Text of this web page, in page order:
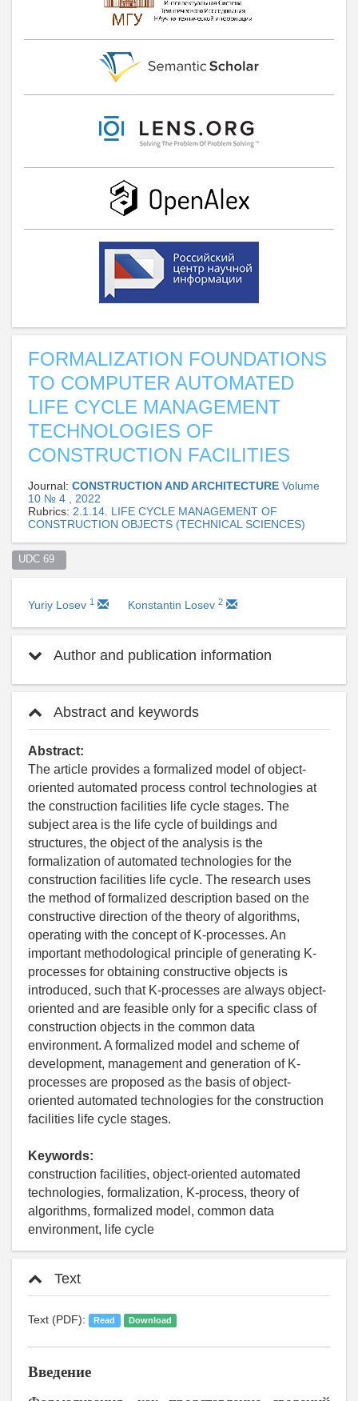
FORMALIZATION FOUNDATIONS
TO COMPUTER AUTOMATED
LIFE CYCLE MANAGEMENT
TECHNOLOGIES OF
CONSTRUCTION FACILITIES
Journal: CONSTRUCTION AND ARCHITECTURE Volume
10 № 4 , 2022
Rubrics: 2.1.14. LIFE CYCLE MANAGEMENT OF
CONSTRUCTION OBJECTS (TECHNICAL SCIENCES)
UDC 69
Yuriy Losev 1 Konstantin Losev 2
Author and publication information
Abstract and keywords
Abstract:
The article provides a formalized model of object-
oriented automated process control technologies at
the construction facilities life cycle stages. The
subject area is the life cycle of buildings and
structures, the object of the analysis is the
formalization of automated technologies for the
construction facilities life cycle. The research uses
the method of formalized description based on the
constructive direction of the theory of algorithms,
operating with the concept of K-processes. An
important methodological principle of generating K-
processes for obtaining constructive objects is
introduced, such that K-processes are always object-
oriented and are feasible only for a specific class of
construction objects in the common data
environment. A formalized model and scheme of
development, management and generation of K-
processes are proposed as the basis of object-
oriented automated technologies for the construction
facilities life cycle stages.
Keywords:
construction facilities, object-oriented automated
technologies, formalization, K-process, theory of
algorithms, formalized model, common data
environment, life cycle
Text
Text (PDF): Read Download
Введение